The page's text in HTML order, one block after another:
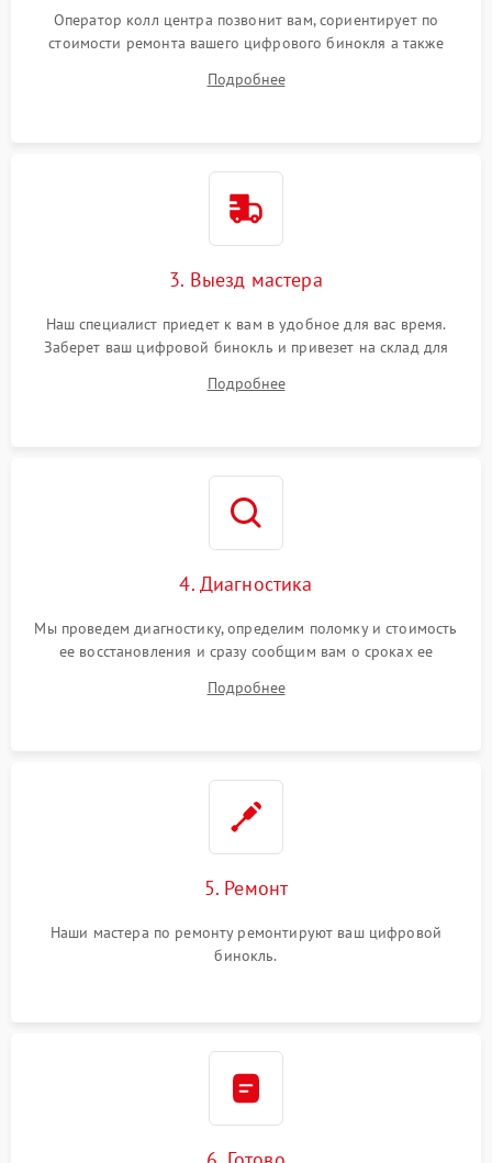
Оператор колл центра позвонит вам, сориентирует по
стоимости ремонта вашего цифрового бинокля а также
Подробнее
3. Выезд мастера
Наш специалист приедет к вам в удобное для вас время.
Заберет ваш цифровой бинокль и привезет на склад для
Подробнее
4. Диагностика
Мы проведем диагностику, определим поломку и стоимость
ее восстановления и сразу сообщим вам о сроках ее
Подробнее
5. Ремонт
Наши мастера по ремонту ремонтируют ваш цифровой
бинокль.